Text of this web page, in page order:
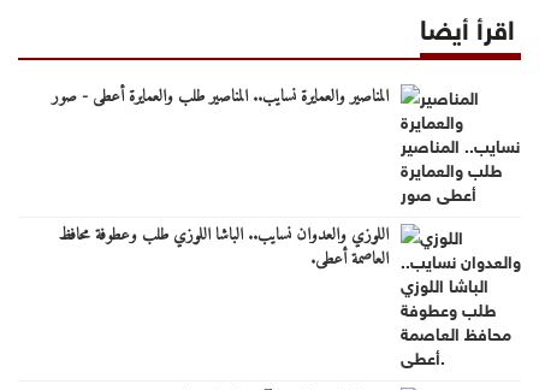
اقرأ أيضا
المناصير والعمايرة نسايب.. المناصير طلب والعمايرة أعطى - صور
اللوزي والعدوان نسايب.. الباشا اللوزي طلب وعطوفة محافظ
العاصمة أعطى.